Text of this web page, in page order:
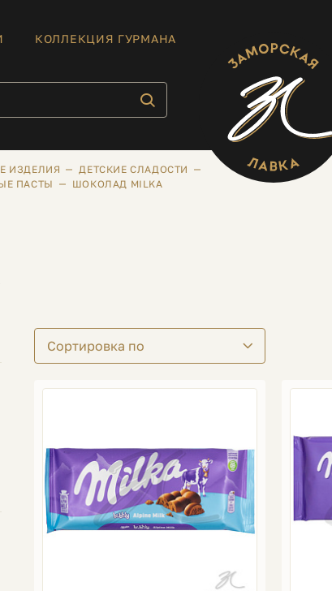
КОЛЛЕКЦИЯ ГУРМАНА
ИЗДЕЛИЯ
ДЕТСКИЕ СЛАДОСТИ
ПАСТЫ
ШОКОЛАД MILKA
Сортировка по